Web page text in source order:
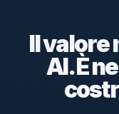
Il valore
AI. È